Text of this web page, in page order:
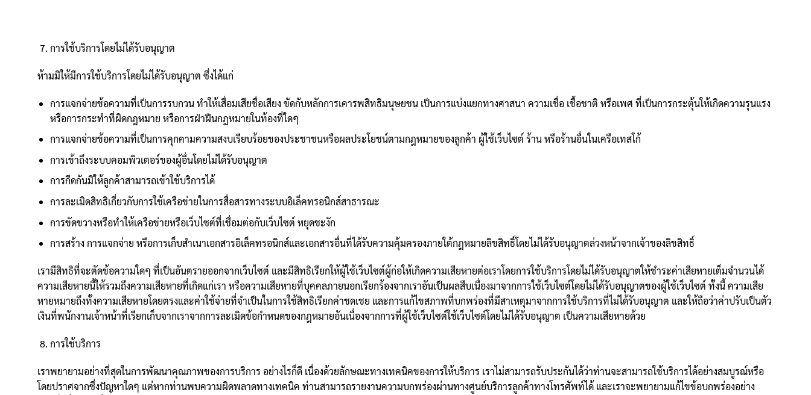
การใช้บริการโดยไม่ได้รับอนุญาต
ห้ามมิให้มีการใช้บริการโดยไม่ได้รับอนุญาต ซึ่งได้แก่
การแจกจ่ายข้อความที่เป็นการรบกวน ทำให้เสื่อมเสียชื่อเสียง ขัดกับหลักการเคารพสิทธิมนุษยชน เป็นการแบ่งแยกทางศาสนา ความเชื่อ เชื้อชาติ หรือเพศ ที่เป็นการกระตุ้นให้เกิดความรุนแรง
หรือการกระทำที่ผิดกฎหมาย หรือการฝ่าฝืนกฎหมายในท้องที่ใดๆ
การแจกจ่ายข้อความที่เป็นการคุกคามความสงบเรียบร้อยของประชาชนหรือผลประโยชน์ตามกฎหมายของลูกค้า ผู้ใช้เว็บไซต์ ร้าน หรือร้านอื่นในเครือเทสโก้
การเข้าถึงระบบคอมพิวเตอร์ของผู้อื่นโดยไม่ได้รับอนุญาต
การกีดกันมิให้ลูกค้าสามารถเข้าใช้บริการได้
การละเมิดสิทธิเกี่ยวกับการใช้เครือข่ายในการสื่อสารทางระบบอิเล็คทรอนิกส์สาธารณะ
การขัดขวางหรือทำให้เครือข่ายหรือเว็บไซต์ที่เชื่อมต่อกับเว็บไซต์ หยุดชะงัก
การสร้าง การแจกจ่าย หรือการเก็บสำเนาเอกสารอิเล็คทรอนิกส์และเอกสารอื่นที่ได้รับความคุ้มครองภายใต้กฎหมายลิขสิทธิ์โดยไม่ได้รับอนุญาตล่วงหน้าจากเจ้าของลิขสิทธิ์
เรามีสิทธิที่จะตัดข้อความใดๆ ที่เป็นอันตรายออกจากเว็บไซต์ และมีสิทธิเรียกให้ผู้ใช้เว็บไซต์ผู้ก่อให้เกิดความเสียหายต่อเราโดยการใช้บริการโดยไม่ได้รับอนุญาตให้ชำระค่าเสียหายเต็มจำนวนได้
ความเสียหายนี้ให้รวมถึงความเสียหายที่เกิดแก่เรา หรือความเสียหายที่บุคคลภายนอกเรียกร้องจากเราอันเป็นผลสืบเนื่องมาจากการใช้เว็บไซต์โดยไม่ได้รับอนุญาตของผู้ใช้เว็บไซต์ ทั้งนี้ ความเสีย
หายหมายถึงทั้งความเสียหายโดยตรงและค่าใช้จ่ายที่จำเป็นในการใช้สิทธิเรียกค่าชดเชย และการแก้ไขสภาพที่บกพร่องที่มีสาเหตุมาจากการใช้บริการที่ไม่ได้รับอนุญาต และให้ถือว่าค่าปรับเป็นตัว
เงินที่พนักงานเจ้าหน้าที่เรียกเก็บจากเราจากการละเมิดข้อกำหนดของกฎหมายอันเนื่องจากการที่ผู้ใช้เว็บไซต์ใช้เว็บไซต์โดยไม่ได้รับอนุญาต เป็นความเสียหายด้วย
การใช้บริการ
เราพยายามอย่างที่สุดในการพัฒนาคุณภาพของการบริการ อย่างไรก็ดี เนื่องด้วยลักษณะทางเทคนิคของการให้บริการ เราไม่สามารถรับประกันได้ว่าท่านจะสามารถใช้บริการได้อย่างสมบูรณ์หรือ
โดยปราศจากซึ่งปัญหาใดๆ แต่หากท่านพบความผิดพลาดทางเทคนิค ท่านสามารถรายงานความบกพร่องผ่านทางศูนย์บริการลูกค้าทางโทรศัพท์ได้ และเราจะพยายามแก้ไขข้อบกพร่องอย่าง